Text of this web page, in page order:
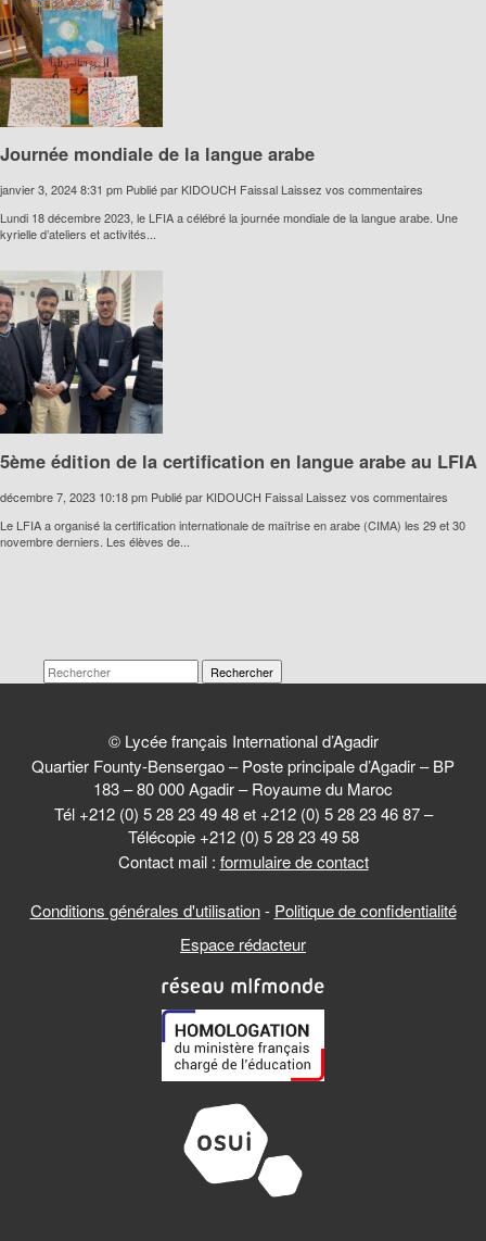
Journée mondiale de la langue arabe
janvier 3, 2024 8:31 pm Publié par KIDOUCH Faissal Laissez vos commentaires
Lundi 18 décembre 2023, le LFIA a célébré la journée mondiale de la langue arabe. Une
kyrielle d’ateliers et activités...
5ème édition de la certification en langue arabe au LFIA
décembre 7, 2023 10:18 pm Publié par KIDOUCH Faissal Laissez vos commentaires
Le LFIA a organisé la certification internationale de maîtrise en arabe (CIMA) les 29 et 30
novembre derniers. Les élèves de...
Rechercher
© Lycée français International d’Agadir
Quartier Founty-Bensergao – Poste principale d’Agadir – BP
183 – 80 000 Agadir – Royaume du Maroc
Tél +212 (0) 5 28 23 49 48 et +212 (0) 5 28 23 46 87 –
Télécopie +212 (0) 5 28 23 49 58
Contact mail : formulaire de contact
Conditions générales d'utilisation- Politique de confidentialité
Espace rédacteur